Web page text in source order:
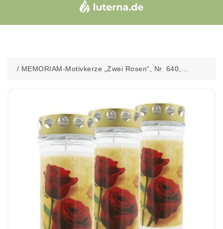
/ MEMORIAM-Motivkerze „Zwei Rosen“, Nr. 640,